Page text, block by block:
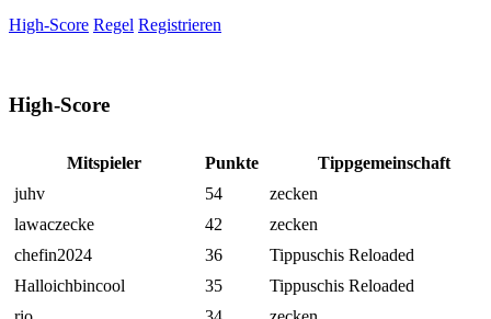
High-Score Regel Registrieren
High-Score
Mitspieler Punkte
Tippgemeinschaft
juhv
54
zecken
lawaczecke
42
zecken
chefin2024
36
Tippuschis Reloaded
Halloichbincool
35
Tippuschis Reloaded